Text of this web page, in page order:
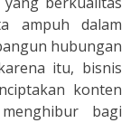
ampuh dalam
hubungan
itu, bisnis
konten
bagi